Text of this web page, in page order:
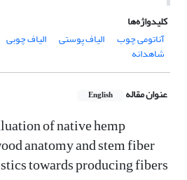
کلیدواژه‌ها
آناتومی چوب
الیاف پوستی الیاف چوبی
شاهدانه
عنوان مقاله English
of native hemp
anatomy and stem fiber
towards producing fibers